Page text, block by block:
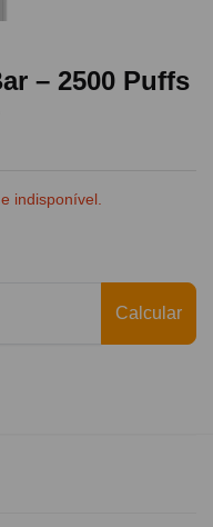
– 2500 Puffs
indisponível.
Calcular